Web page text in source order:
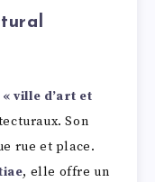
« ville d’art et
Son
rue et place.
, elle offre un